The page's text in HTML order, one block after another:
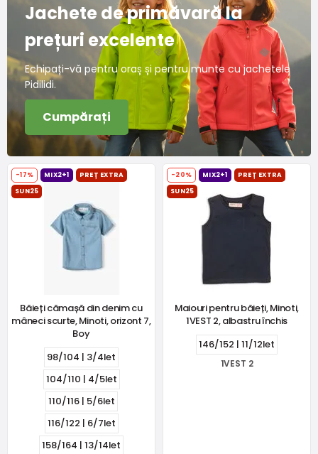
Jachete de primăvară la
prețuri excelente
Echipați-vă pentru oraș și pentru munte cu jachetele
Pidilidi.
Cumpărați
-17% MIX2+1
PREȚ EXTRA
SUN25
Băieți cămașă din denim cu
mâneci scurte, Minoti, orizont 7,
Boy
98/104 | 3/4let
104/110 | 4/5let
110/116 | 5/6let
116/122 | 6/7let
158/164 | 13/14let
-20% MIX2+1
PREȚ EXTRA
SUN25
Maiouri pentru băieți, Minoti,
1VEST 2, albastru închis
146/152 | 11/12let
1VEST 2